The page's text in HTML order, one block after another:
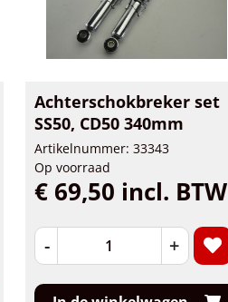
Achterschokbreker set
SS50, CD50 340mm
Artikelnummer: 33343
Op voorraad
€ 69,50 incl. BTW
- +